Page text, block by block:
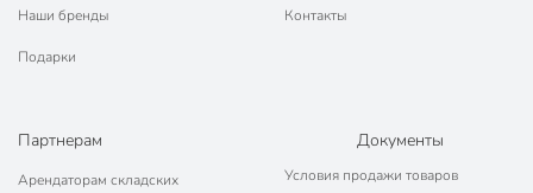
Наши бренды
Подарки
Контакты
Партнерам
Арендаторам складских
Документы
Условия продажи товаров